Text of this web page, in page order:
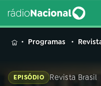
MENUProgramas
EPISÓDIO Revista Brasil